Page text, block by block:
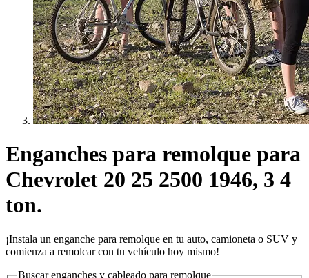
Enganches para remolque para
Chevrolet 20 25 2500 1946, 3 4
ton.
¡Instala un enganche para remolque en tu auto, camioneta o SUV y
comienza a remolcar con tu vehículo hoy mismo!
Buscar enganches y cableado para remolque